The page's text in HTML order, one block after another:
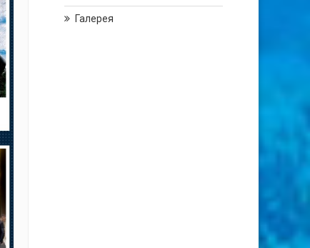
Галерея